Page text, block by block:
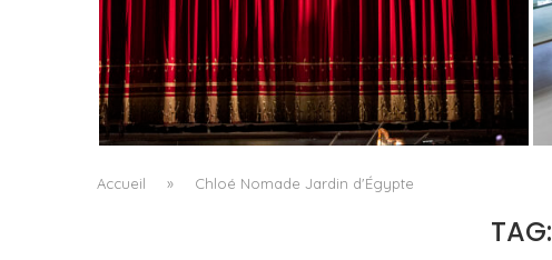
PORTRAIT MILANO, OU L’OPÉRA COMME ART
DE SÉJOUR
byPascal Iakovou
Accueil » Chloé Nomade Jardin d'Égypte
TAG: